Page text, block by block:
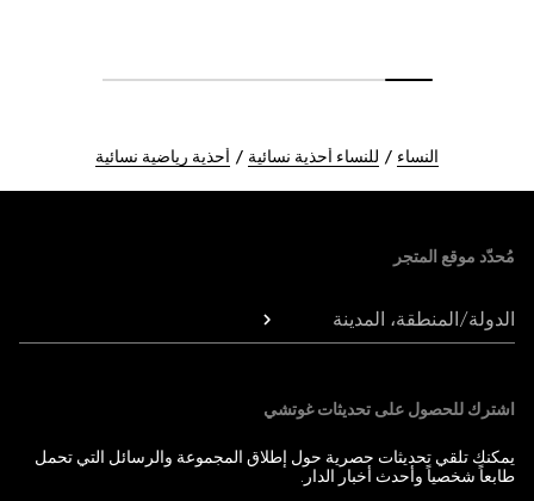
النساء للنساء أحذية نسائية أحذية رياضية نسائية
مُحدّد موقع المتجر
الدولة/المنطقة، المدينة
اشترك للحصول على تحديثات غوتشي
يمكنك تلقي تحديثات حصرية حول إطلاق المجموعة والرسائل التي تحمل
طابعاً شخصياً وأحدث أخبار الدار.